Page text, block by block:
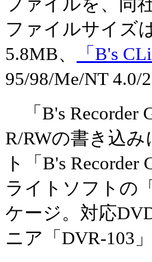
ファイルを、同
ファイルサイズは
5.8MB、
「B's
95/98/Me/NT
「B's Recorder
R/RWの書き込
ト「B's
ライトソフトの
ケージ。対応
ニア「DVR-103